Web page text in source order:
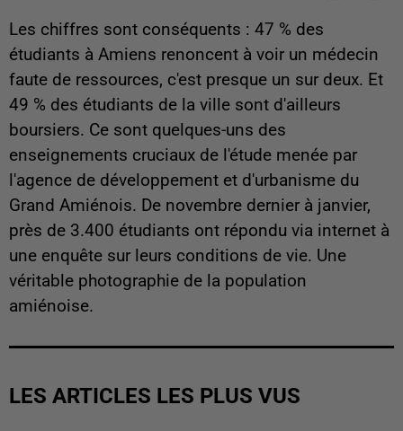
Les chiffres sont conséquents : 47 % des
étudiants à Amiens renoncent à voir un médecin
faute de ressources, c'est presque un sur deux. Et
49 % des étudiants de la ville sont d'ailleurs
boursiers. Ce sont quelques-uns des
enseignements cruciaux de l'étude menée par
l'agence de développement et d'urbanisme du
Grand Amiénois. De novembre dernier à janvier,
près de 3.400 étudiants ont répondu via internet à
une enquête sur leurs conditions de vie. Une
véritable photographie de la population
amiénoise.
LES ARTICLES LES PLUS VUS